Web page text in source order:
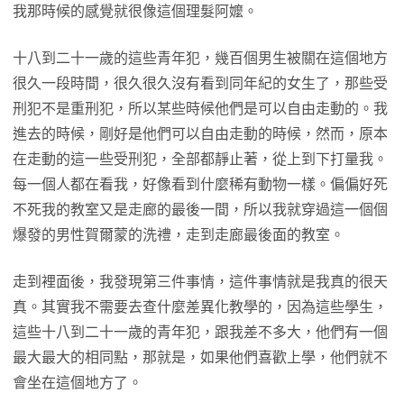
我那時候的感覺就很像這個理髮阿嬤。
十八到二十一歲的這些青年犯，幾百個男生被關在這個地方
很久一段時間，很久很久沒有看到同年紀的女生了，那些受
刑犯不是重刑犯，所以某些時候他們是可以自由走動的。我
進去的時候，剛好是他們可以自由走動的時候，然而，原本
在走動的這一些受刑犯，全部都靜止著，從上到下打量我。
每一個人都在看我，好像看到什麼稀有動物一樣。偏偏好死
不死我的教室又是走廊的最後一間，所以我就穿過這一個個
爆發的男性賀爾蒙的洗禮，走到走廊最後面的教室。
走到裡面後，我發現第三件事情，這件事情就是我真的很天
真。其實我不需要去查什麼差異化教學的，因為這些學生，
這些十八到二十一歲的青年犯，跟我差不多大，他們有一個
最大最大的相同點，那就是，如果他們喜歡上學，他們就不
會坐在這個地方了。